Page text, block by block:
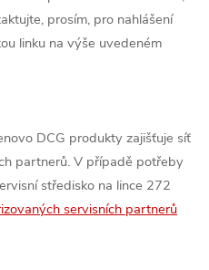
prosím, pro nahlášení
linku na výše uvedeném
DCG produkty zajišťuje síť
partnerů. V případě potřeby
středisko na lince 272
servisních partnerů